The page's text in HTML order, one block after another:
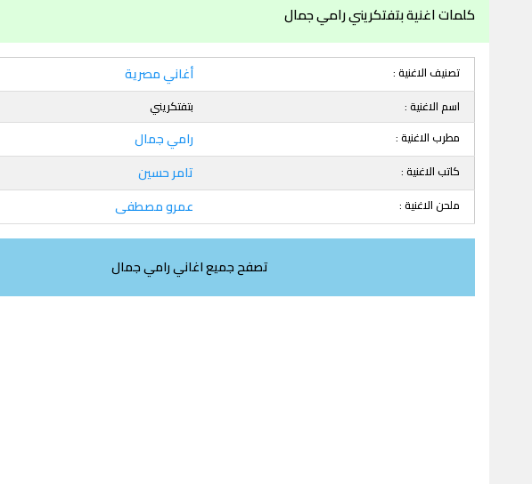
كلمات اغنية بتفتكريني رامي جمال
تصنيف الاغنية : أغاني مصرية
اسم الاغنية :
بتفتكريني
مطرب الاغنية :
رامي جمال
كاتب الاغنية : تامر حسين
ملحن الاغنية : عمرو مصطفى
تصفح جميع اغاني رامي جمال